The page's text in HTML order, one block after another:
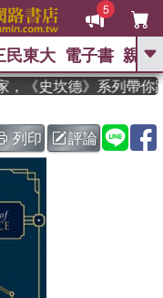
5
GO
果歷史是一群喵 、 暑期
布克獎 臺灣漫遊錄、 方
李登輝時代
、 偉大的迷走神經
民東大 電子書 親子
《史坎德》系列帶你
列印
評論